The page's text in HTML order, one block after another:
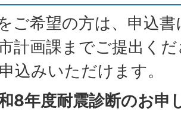
ご希望の方は、申込
計画課までご提出く
込みいただけます。
8年度耐震診断のお申